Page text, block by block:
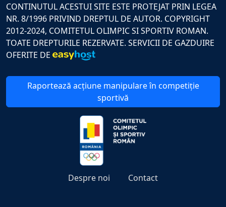
CONTINUTUL ACESTUI SITE ESTE PROTEJAT PRIN LEGEA
NR. 8/1996 PRIVIND DREPTUL DE AUTOR. COPYRIGHT
2012-2024, COMITETUL OLIMPIC SI SPORTIV ROMAN.
TOATE DREPTURILE REZERVATE. SERVICII DE GAZDUIRE
OFERITE DE
Raportează acțiune manipulare în competiție
sportivă
Despre noi Contact